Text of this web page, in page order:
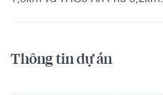
Thông tin dự án